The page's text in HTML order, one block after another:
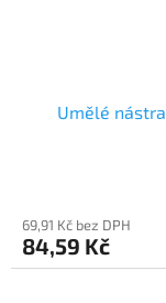
Umělé
69,91 Kč bez DPH
84,59 Kč